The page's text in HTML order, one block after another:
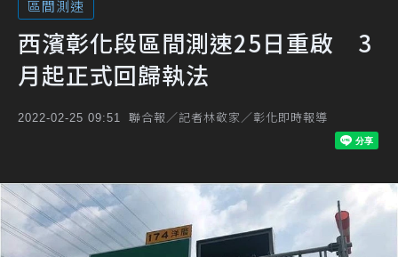
區間測速
西濱彰化段區間測速25日重啟 3
月起正式回歸執法
2022-02-25 09:51 聯合報／記者林敬家／彰化即時報導